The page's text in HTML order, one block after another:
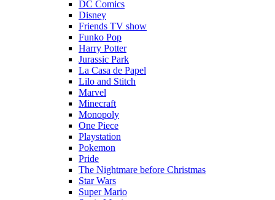
DC Comics
Disney
Friends TV show
Funko Pop
Harry Potter
Jurassic Park
La Casa de Papel
Lilo and Stitch
Marvel
Minecraft
Monopoly
One Piece
Playstation
Pokemon
Pride
The Nightmare before Christmas
Star Wars
Super Mario